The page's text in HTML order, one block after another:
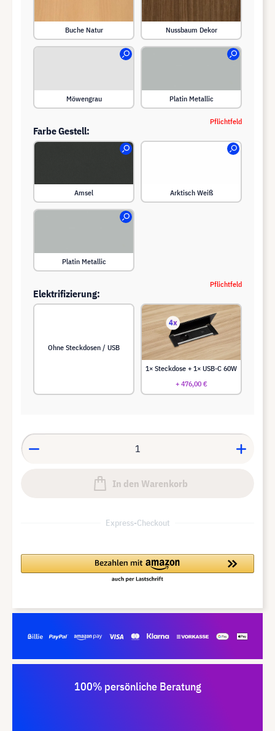
Buche Natur Nussbaum Dekor
Möwengrau Platin Metallic
Farbe Gestell:
Amsel Arktisch Weiß
Platin Metallic
Pflichtfeld
Elektrifizierung:
Ohne Steckdosen / USB
1× Steckdose + 1× USB-C 60W
+ 476,00 €
Pflichtfeld
In den Warenkorb
Express-Checkout
100% persönliche Beratung